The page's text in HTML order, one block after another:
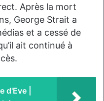
Après la mort
George Strait a
et a cessé de
ait continué à
d'Eve |